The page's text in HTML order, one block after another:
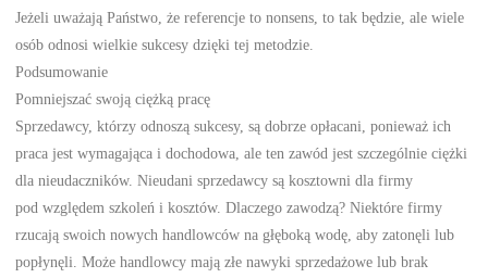
Jeżeli uważają Państwo, że referencje to nonsens, to tak będzie, ale wiele
osób odnosi wielkie sukcesy dzięki tej metodzie.
Podsumowanie
Pomniejszać swoją ciężką pracę
Sprzedawcy, którzy odnoszą sukcesy, są dobrze opłacani, ponieważ ich
praca jest wymagająca i dochodowa, ale ten zawód jest szczególnie ciężki
dla nieudaczników. Nieudani sprzedawcy są kosztowni dla firmy
pod względem szkoleń i kosztów. Dlaczego zawodzą? Niektóre firmy
rzucają swoich nowych handlowców na głęboką wodę, aby zatonęli lub
popłynęli. Może handlowcy mają złe nawyki sprzedażowe lub brak